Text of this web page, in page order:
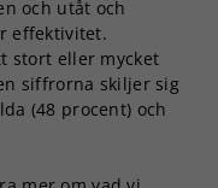
och utåt och
effektivitet.
stort eller mycket
siffrorna skiljer sig
(48 procent) och